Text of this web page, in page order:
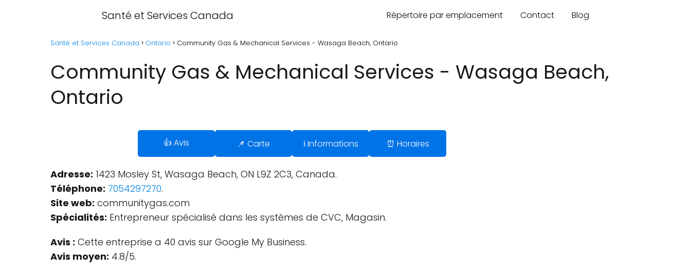
Santé et Services Canada Répertoire par emplacement Contact Blog
Santé et Services Canada Ontario Community Gas & Mechanical Services - Wasaga Beach, Ontario
Community Gas & Mechanical Services - Wasaga Beach,
Ontario
👍 Avis 📌 Carte ℹ️ Informations ⏰ Horaires
Adresse: 1423 Mosley St, Wasaga Beach, ON L9Z 2C3, Canada.
Téléphone: 7054297270.
Site web: communitygas.com
Spécialités: Entrepreneur spécialisé dans les systèmes de CVC, Magasin.
Avis : Cette entreprise a 40 avis sur Google My Business.
Avis moyen: 4.8/5.